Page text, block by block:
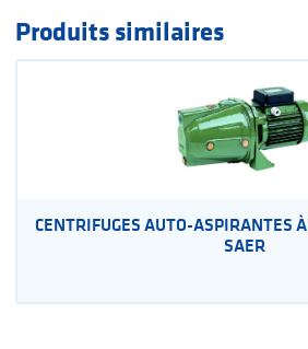
Produits similaires
CENTRIFUGES AUTO-ASPIRANTES
SAER